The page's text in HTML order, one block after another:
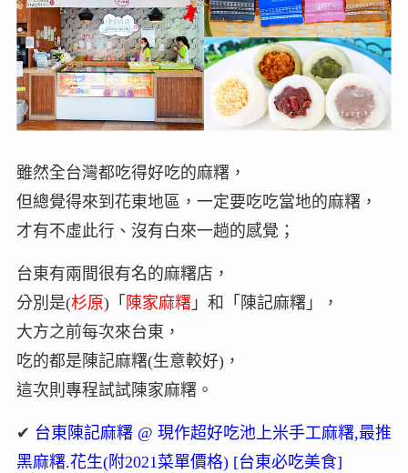
雖然全台灣都吃得好吃的麻糬，
但總覺得來到花東地區，一定要吃吃當地的麻糬，
才有不虛此行、沒有白來一趟的感覺；
台東有兩間很有名的麻糬店，
分別是(杉原)「 陳家麻糬 」和「陳記麻糬」，
大方之前每次來台東，
吃的都是陳記麻糬(生意較好)，
這次則專程試試陳家麻糬。
✔ 台東陳記麻糬 @ 現作超好吃池上米手工麻糬,最推
黑麻糬.花生(附2021菜單價格) [台東必吃美食]